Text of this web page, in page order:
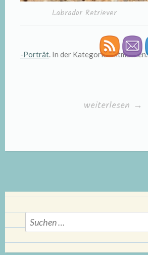
Labrador Retriever
-Porträt. In der Kategorie Mitmachen.
„Hunderassen“
weiterlesen →
Suchen
nach: